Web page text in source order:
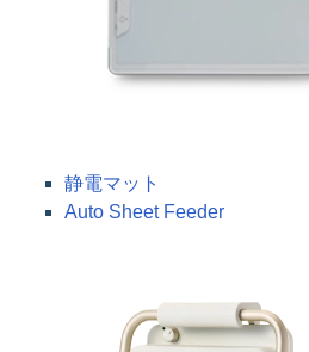
静電マット
Auto Sheet Feeder